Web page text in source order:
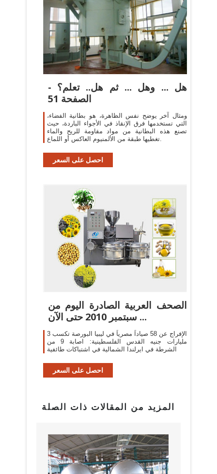
هل ... وهل ... ثم هل.. تعلم؟ -
الصفحة 51
ومثال آخر يوضح نفس الظاهرة، هو بطانية الفضاء،
التي تستخدمها فرق الإنقاذ في الأجواء الباردة، حيث
تصنع هذه البطانية من مواد مقاومة للريح والماء
تغطيها طبقة من الألمنيوم العاكس أو اللماع.
احصل على السعر
الصحف العربية الصادرة اليوم من
سبتمبر 2010 حتى الآن ...
الإفراج عن 58 صياداً مصرياً في ليبيا البورصة تكسب 3
مليارات جنيه القدس الفلسطينية: اصابة 9 من
الشرطة في ايرلندا الشمالية في اشتباكات طائفية
احصل على السعر
المزيد من المقالات ذات الصلة